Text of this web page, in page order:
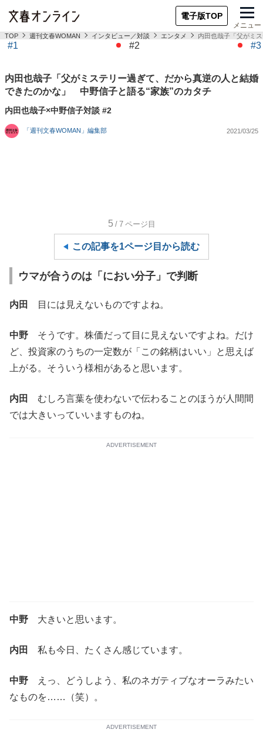
電子版TOP
メニュー
TOP 週刊文春WOMAN インタビュー／対談 エンタメ 内田也哉子「父がミ
#1 #2 #3
内田也哉子「父がミステリー過ぎて、だから真逆の人と結婚
できたのかな」 中野信子と語る“家族”のカタチ
内田也哉子×中野信子対談 #2
「週刊文春WOMAN」編集部 2021/03/25
5 /7 ページ目
この記事を1ページ目から読む
ウマが合うのは「におい分子」で判断
内田 目には見えないものですよね。
中野 そうです。株価だって目に見えないですよね。だけ
ど、投資家のうちの一定数が「この銘柄はいい」と思えば
上がる。そういう様相があると思います。
内田
むしろ言葉を使わないで伝わることのほうが人間間
では大きいっていいますものね。
ADVERTISEMENT
中野 大きいと思います。
内田 私も今日、たくさん感じています。
中野 えっ、どうしよう、私のネガティブなオーラみたい
なものを……（笑）。
ADVERTISEMENT